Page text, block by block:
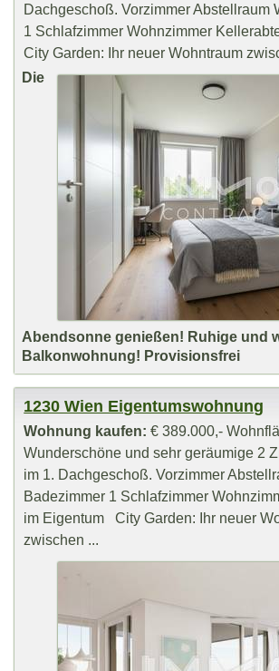
Dachgeschoß. Vorzimmer Abstellraum
1 Schlafzimmer Wohnzimmer
City Garden: Ihr neuer Wohntraum
Die
Abendsonne genießen! Ruhige und
Balkonwohnung! Provisionsfrei
1230 Wien Eigentumswohnung
Wohnung kaufen: € 389.000,-
Wunderschöne und sehr geräumige 2
im 1. Dachgeschoß. Vorzimmer
Badezimmer 1 Schlafzimmer
im Eigentum City Garden: Ihr neuer
zwischen ...